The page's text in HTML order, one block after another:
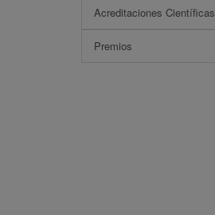
Acreditaciones Científicas
Premios